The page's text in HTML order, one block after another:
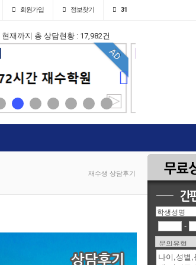
-
회원가입 정보찾기 31
현재까지 총 상담현황 : 17,982건
AD
재수생 상담후기